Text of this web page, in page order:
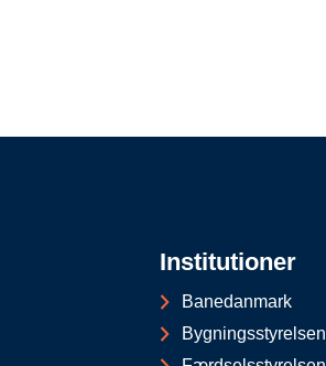
Institutioner
Banedanmark
Bygningsstyrelsen